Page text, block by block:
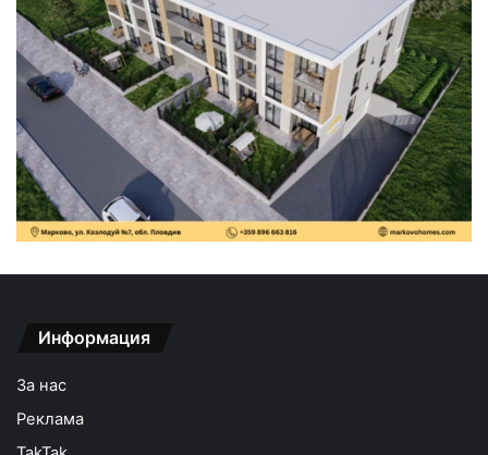
Информация
За нас
Реклама